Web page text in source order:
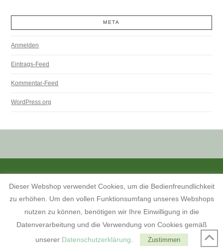
META
Anmelden
Eintrags-Feed
Kommentar-Feed
WordPress.org
KONTAKT, ÖFFNUNGSZEITEN UND ANFAHRTSBESCHREIBUNG
DATENSCHUTZERKLÄRUNG
IMPRESSUM
FACEBOOK
Dieser Webshop verwendet Cookies, um die Bedienfreundlichkeit
zu erhöhen. Um den vollen Funktionsumfang unseres Webshops
nutzen zu können, benötigen wir Ihre Einwilligung in die
Datenverarbeitung und die Verwendung von Cookies gemäß
unserer Datenschutzerklärung Zustimmen